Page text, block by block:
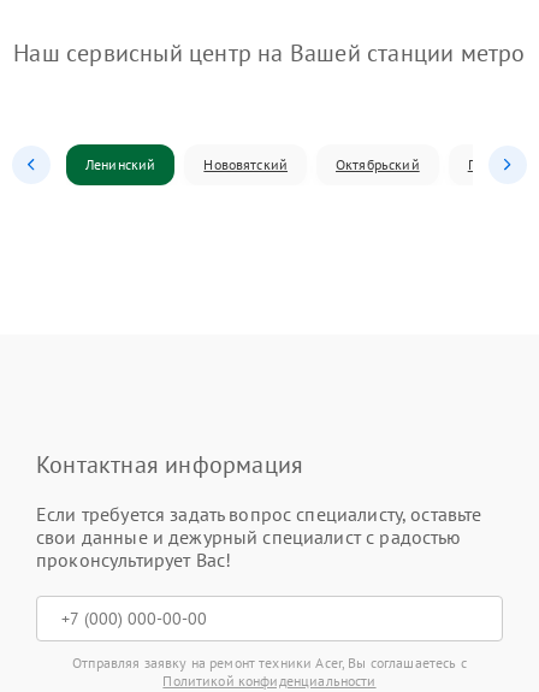
Наш сервисный центр на Вашей станции метро
Ленинский Нововятский Октябрьский
Контактная информация
Если требуется задать вопрос специалисту, оставьте
свои данные и дежурный специалист с радостью
проконсультирует Вас!
Отправляя заявку на ремонт техники Acer, Вы соглашаетесь с
Политикой конфиденциальности